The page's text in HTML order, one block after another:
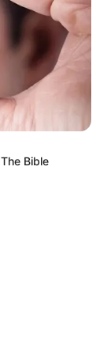
ANIMAL DE
que le
de Alerta.
Bible